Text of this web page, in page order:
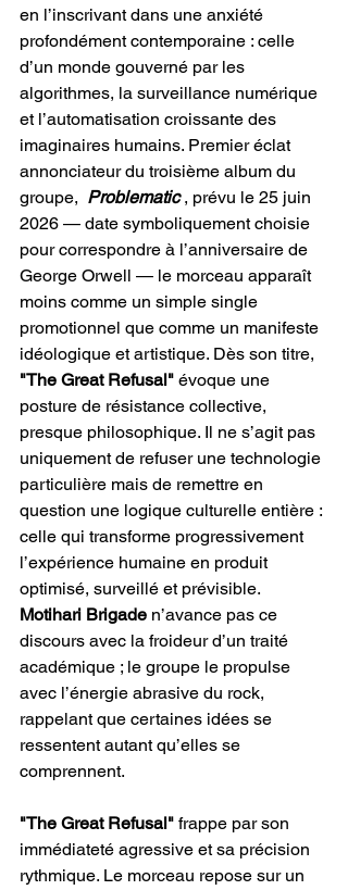
en l’inscrivant dans une anxiété
profondément contemporaine : celle
d’un monde gouverné par les
algorithmes, la surveillance numérique
et l’automatisation croissante des
imaginaires humains. Premier éclat
annonciateur du troisième album du
groupe, Problematic , prévu le 25 juin
2026 — date symboliquement choisie
pour correspondre à l’anniversaire de
George Orwell — le morceau apparaît
moins comme un simple single
promotionnel que comme un manifeste
idéologique et artistique. Dès son titre,
"The Great Refusal" évoque une
posture de résistance collective,
presque philosophique. Il ne s’agit pas
uniquement de refuser une technologie
particulière mais de remettre en
question une logique culturelle entière :
celle qui transforme progressivement
l’expérience humaine en produit
optimisé, surveillé et prévisible.
Motihari Brigade n’avance pas ce
discours avec la froideur d’un traité
académique ; le groupe le propulse
avec l’énergie abrasive du rock,
rappelant que certaines idées se
ressentent autant qu’elles se
comprennent.
"The Great Refusal" frappe par son
immédiateté agressive et sa précision
rythmique. Le morceau repose sur un